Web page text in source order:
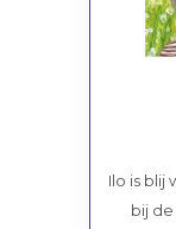
Ilo is blij
bij